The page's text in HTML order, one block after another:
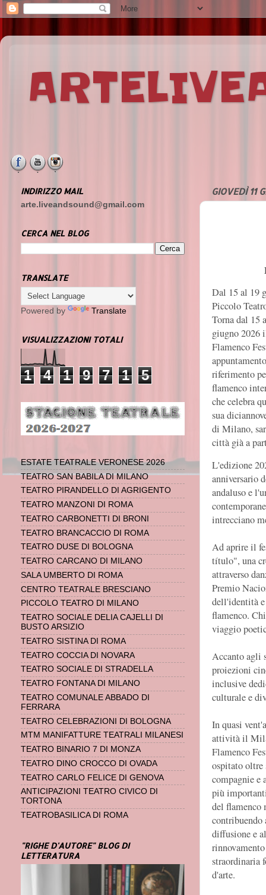
GIOVEDÌ 11
Dal 15 al 19
Piccolo
Torna dal 15
giugno 2026
Flamenco
riferimento
flamenco
che celebra
sua
di Milano,
città già a
L'edizione
anniversario
andaluso e
intrecciano
Ad aprire il
título", una
attraverso
Premio
dell'identità e
flamenco.
viaggio
Accanto agli
proiezioni
inclusive
culturale e
In quasi
attività il
Flamenco
ospitato oltre
compagnie e
più
del flamenco
contribuendo
diffusione e al
straordinaria
d'arte.
INDIRIZZO MAIL
arte.liveandsound@gmail.com
CERCA NEL BLOG
TRANSLATE
Powered by Translate
VISUALIZZAZIONI TOTALI
1 4 1 9 7 1 5
ESTATE TEATRALE VERONESE 2026
TEATRO SAN BABILA DI MILANO
TEATRO PIRANDELLO DI AGRIGENTO
TEATRO MANZONI DI ROMA
TEATRO CARBONETTI DI BRONI
TEATRO BRANCACCIO DI ROMA
TEATRO DUSE DI BOLOGNA
TEATRO CARCANO DI MILANO
SALA UMBERTO DI ROMA
CENTRO TEATRALE BRESCIANO
PICCOLO TEATRO DI MILANO
TEATRO SOCIALE DELIA CAJELLI DI
BUSTO ARSIZIO
TEATRO SISTINA DI ROMA
TEATRO COCCIA DI NOVARA
TEATRO SOCIALE DI STRADELLA
TEATRO FONTANA DI MILANO
TEATRO COMUNALE ABBADO DI
FERRARA
TEATRO CELEBRAZIONI DI BOLOGNA
MTM MANIFATTURE TEATRALI MILANESI
TEATRO BINARIO 7 DI MONZA
TEATRO DINO CROCCO DI OVADA
TEATRO CARLO FELICE DI GENOVA
ANTICIPAZIONI TEATRO CIVICO DI
TORTONA
TEATROBASILICA DI ROMA
"RIGHE D'AUTORE" BLOG DI
LETTERATURA